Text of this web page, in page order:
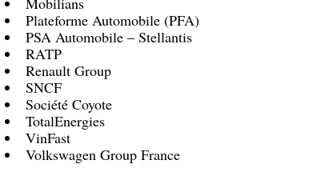
Plateforme Automobile (PFA)
PSA Automobile – Stellantis
RATP
Renault Group
SNCF
Société Coyote
TotalEnergies
VinFast
Volkswagen Group France